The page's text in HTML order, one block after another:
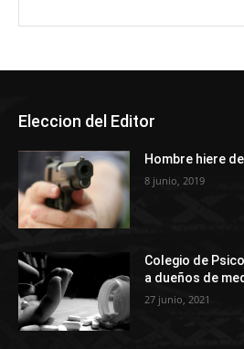
Eleccion del Editor
Hombre hiere
8 junio, 2019
Colegio de
a dueños de
27 junio, 2021